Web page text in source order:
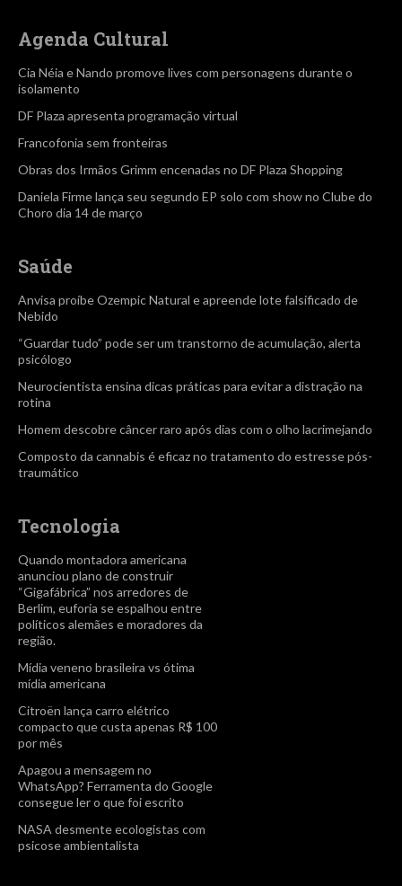
Agenda Cultural
Cia Néia e Nando promove lives com personagens durante o
isolamento
DF Plaza apresenta programação virtual
Francofonia sem fronteiras
Obras dos Irmãos Grimm encenadas no DF Plaza Shopping
Daniela Firme lança seu segundo EP solo com show no Clube do
Choro dia 14 de março
Saúde
Anvisa proíbe Ozempic Natural e apreende lote falsificado de
Nebido
“Guardar tudo” pode ser um transtorno de acumulação, alerta
psicólogo
Neurocientista ensina dicas práticas para evitar a distração na
rotina
Homem descobre câncer raro após dias com o olho lacrimejando
Composto da cannabis é eficaz no tratamento do estresse pós-
traumático
Tecnologia
Quando montadora americana
anunciou plano de construir
“Gigafábrica” nos arredores de
Berlim, euforia se espalhou entre
políticos alemães e moradores da
região.
Mídia veneno brasileira vs ótima
mídia americana
Citroën lança carro elétrico
compacto que custa apenas R$ 100
por mês
Apagou a mensagem no
WhatsApp? Ferramenta do Google
consegue ler o que foi escrito
NASA desmente ecologistas com
psicose ambientalista